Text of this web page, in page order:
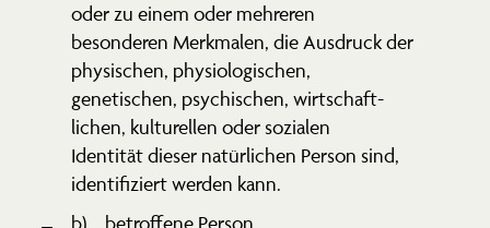
oder zu einem oder mehreren
beson­deren Merkmalen, die Ausdruck der
physi­schen, physio­lo­gi­schen,
geneti­schen, psychi­schen, wirtschaft­
lichen, kultu­rellen oder sozialen
Identität dieser natür­lichen Person sind,
identi­fi­ziert werden kann.
b) betroffene Person